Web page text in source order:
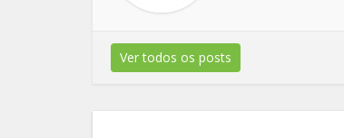
Ver todos os posts